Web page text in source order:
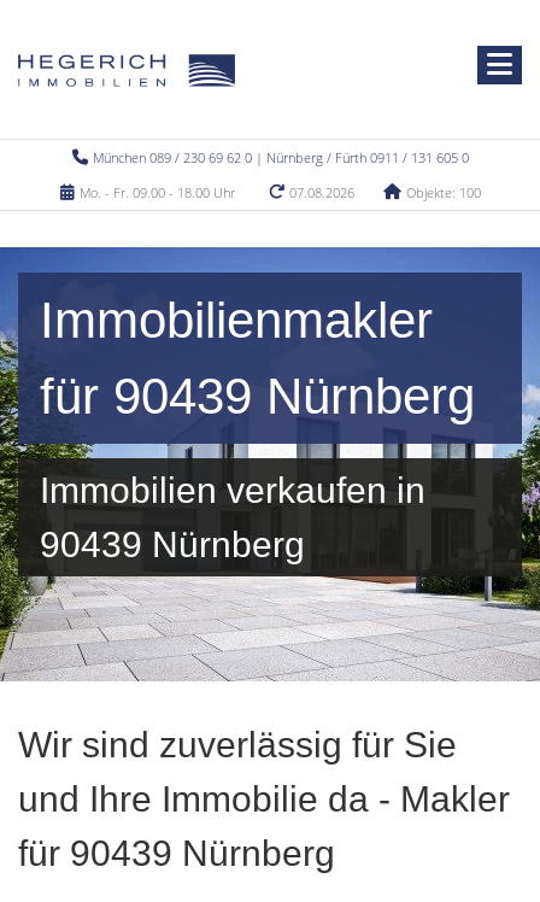
München 089 / 230 69 62 0 | Nürnberg / Fürth 0911 / 131 605 0
Mo. - Fr. 09.00 - 18.00 Uhr
07.08.2026 Objekte: 100
Immobilienmakler
für 90439 Nürnberg
Immobilien verkaufen in
90439 Nürnberg
Wir sind zuverlässig für Sie
und Ihre Immobilie da - Makler
für 90439 Nürnberg